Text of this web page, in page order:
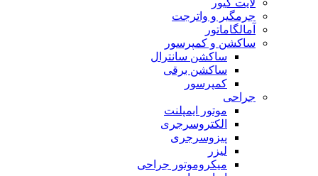
لایت کیور
جرمگیر و واترجت
آمالگاماتور
ساکشن و کمپرسور
ساکشن سانترال
ساکشن برقی
کمپرسور
جراحی
موتور ایمپلنت
الکتروسرجری
پیزوسرجری
لیزر
میکروموتور جراحی